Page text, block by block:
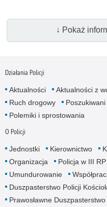
↓ Pokaż
Działania Policji
Aktualności Aktualności z
Ruch drogowy
Poszukiwani
Polemiki i sprostowania
O Policji
Jednostki Kierownictwo
Organizacja
Policja w III RP
Umundurowanie
Duszpasterstwo Policji
Prawosławne